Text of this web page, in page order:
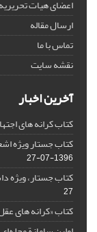
اعضای هیات تحریریه
ارسال مقاله
تماس با ما
نقشه سایت
آخرین اخبار
کتاب کرانه های
کتاب جستار ویژه
1396-07-27
کتاب جستار، ویژه
27
کتاب «کرانه های